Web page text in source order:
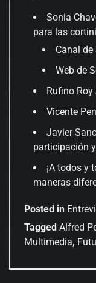
Sonia
para las
Canal de
Web de
Rufino
Vicente
Javier
participación
¡A todos y
maneras
Posted in
Tagged Alfred
Multimedia,